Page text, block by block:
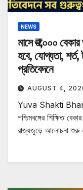
NEWS
মাসে ₹৩,০০০
হবে, যোগ্যতা,
প্রতিবেদনে
AUGUST 4,
Yuva Shakti
পশ্চিমবঙ্গের শিক্ষিত
রাজ্যজুড়ে আলোচনা